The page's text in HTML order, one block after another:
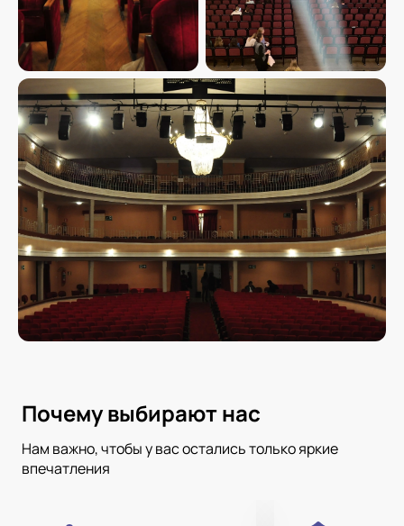
Почему выбирают нас
Нам важно, чтобы у вас остались только яркие
впечатления